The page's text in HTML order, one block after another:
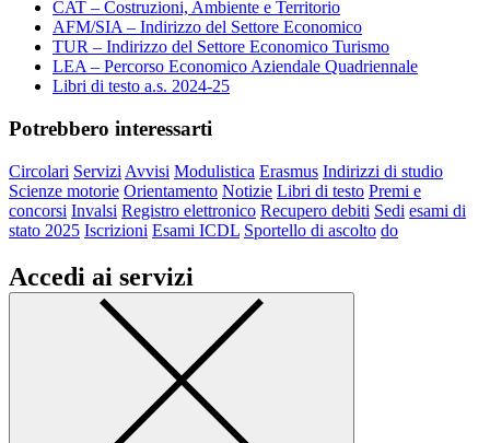
CAT – Costruzioni, Ambiente e Territorio
AFM/SIA – Indirizzo del Settore Economico
TUR – Indirizzo del Settore Economico Turismo
LEA – Percorso Economico Aziendale Quadriennale
Libri di testo a.s. 2024-25
Potrebbero interessarti
Circolari Servizi Avvisi Modulistica Erasmus Indirizzi di studio
Scienze motorie Orientamento Notizie Libri di testo Premi e
concorsi Invalsi Registro elettronico Recupero debiti Sedi esami di
stato 2025 Iscrizioni Esami ICDL Sportello di ascolto do
Accedi ai servizi